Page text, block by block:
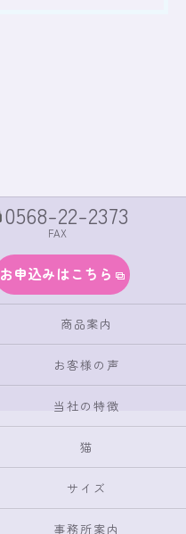
0568-22-2373
FAX
お申込みはこちら
商品案内
お客様の声
当社の特徴
猫
サイズ
事務所案内